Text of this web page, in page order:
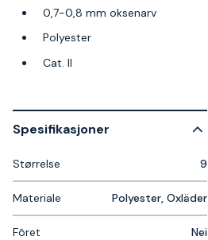
0,7-0,8 mm oksenarv
Polyester
Cat. II
Spesifikasjoner
Størrelse 9
Materiale Polyester, Oxläder
Fôret Nei